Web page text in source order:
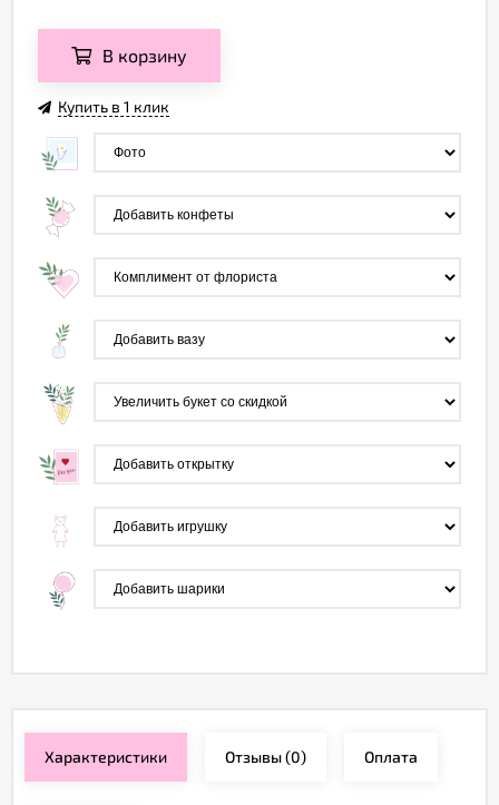
В корзину
Купить в 1 клик
Характеристики Отзывы(0) Оплата